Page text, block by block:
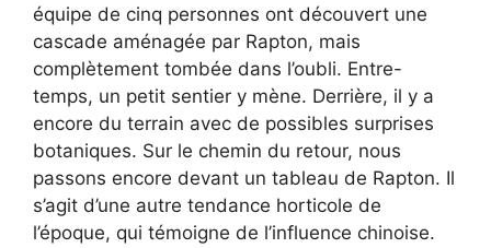
équipe de cinq personnes ont découvert une
cascade aménagée par Rapton, mais
complètement tombée dans l’oubli. Entre-
temps, un petit sentier y mène. Derrière, il y a
encore du terrain avec de possibles surprises
botaniques. Sur le chemin du retour, nous
passons encore devant un tableau de Rapton. Il
s’agit d’une autre tendance horticole de
l’époque, qui témoigne de l’influence chinoise.